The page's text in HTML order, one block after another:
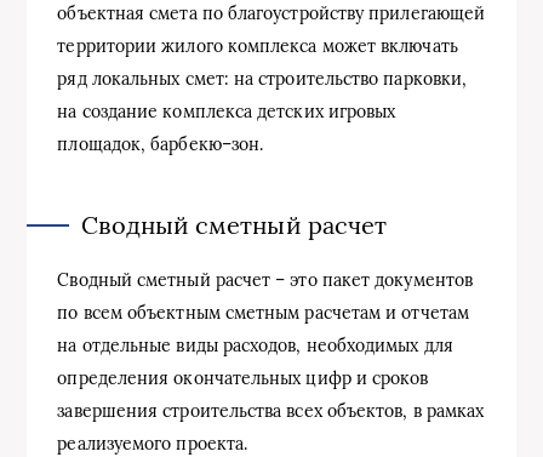
объектная смета по благоустройству прилегающей
территории жилого комплекса может включать
ряд локальных смет: на строительство парковки,
на создание комплекса детских игровых
площадок, барбекю–зон.
Сводный сметный расчет
Сводный сметный расчет – это пакет документов
по всем объектным сметным расчетам и отчетам
на отдельные виды расходов, необходимых для
определения окончательных цифр и сроков
завершения строительства всех объектов, в рамках
реализуемого проекта.